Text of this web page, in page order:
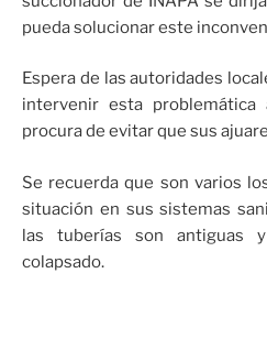
pueda solucionar este
Espera de las autoridades
intervenir esta
procura de evitar que sus
Se recuerda que son varios
situación en sus sistemas
las tuberías son antiguas
colapsado.